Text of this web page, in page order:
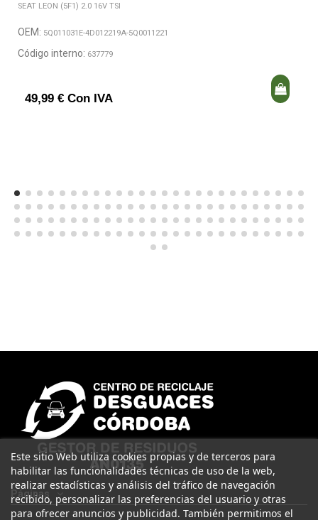
SEAT LEON (5F1) 2.0 16V TSI
OEM: 5Q011031E-4D012219A-5Q0011221
Código interno: 637779
49,99 € Con IVA
Páginas
Este sitio Web utiliza cookies propias y de terceros para
habilitar las funcionalidades técnicas de uso de la web,
realizar estadísticas y análisis del tráfico de navegación
recibido, personalizar las preferencias del usuario y otras
para ofrecer anuncios y publicidad. También permitimos el